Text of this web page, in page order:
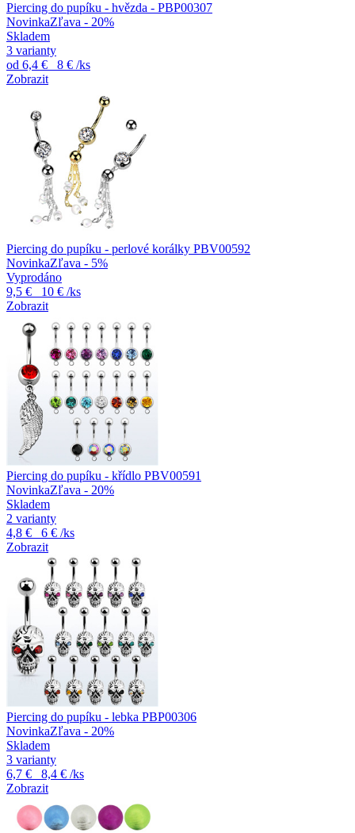
Piercing do pupíku - hvězda - PBP00307
NovinkaZľava - 20%
Skladem
3 varianty
od 6,4 € 8 € /ks
Zobrazit
Piercing do pupíku - perlové korálky PBV00592
NovinkaZľava - 5%
Vyprodáno
9,5 €
10 € /ks
Zobrazit
Piercing do pupíku - křídlo PBV00591
NovinkaZľava - 20%
Skladem
2 varianty
4,8 €
6 € /ks
Zobrazit
Piercing do pupíku - lebka PBP00306
NovinkaZľava - 20%
Skladem
3 varianty
6,7 €
8,4 € /ks
Zobrazit